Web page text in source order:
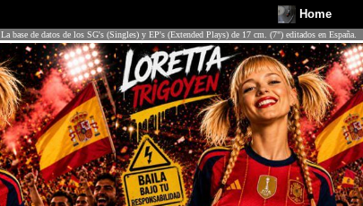
Home
La base de datos de los SG's (Singles) y EP's (Extended Plays) de 17 cm. (7") editados en España.